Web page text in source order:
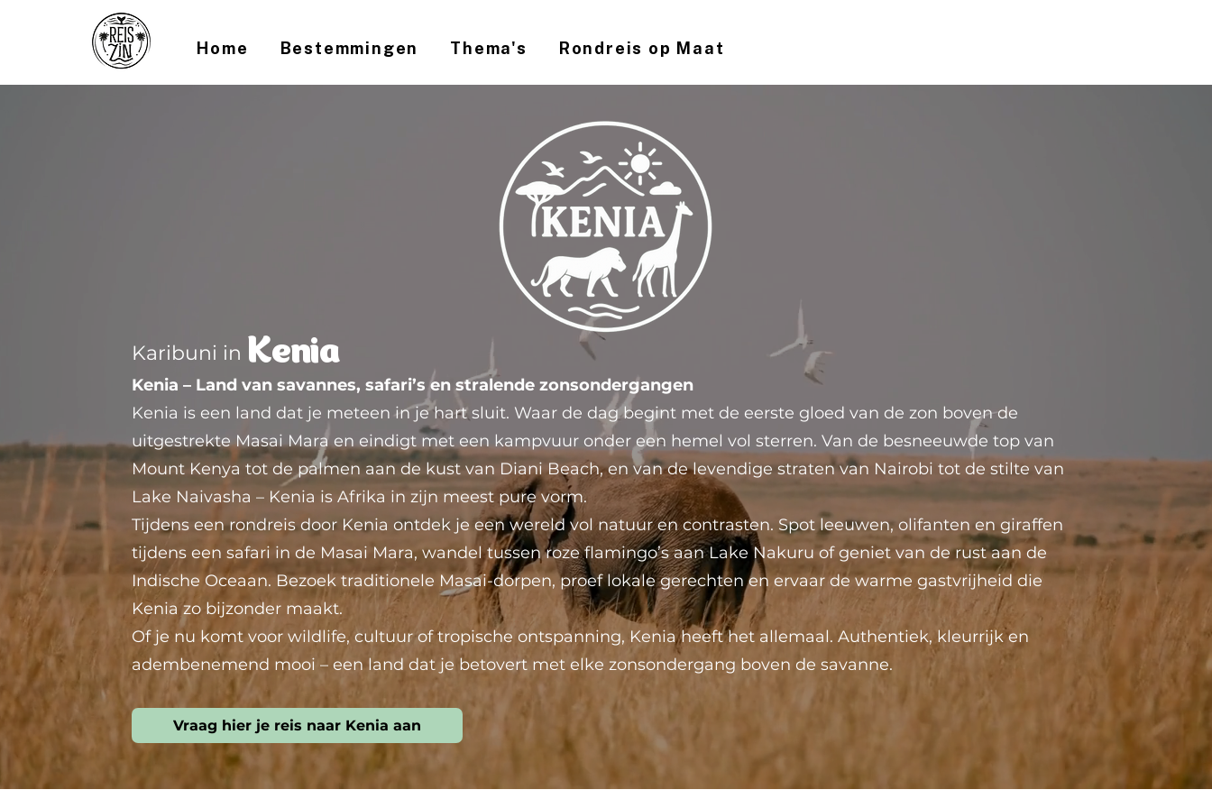
Home Bestemmingen Thema's Rondreis op Maat
Kenia – Land van savannes, safari’s en stralende zonsondergangen
Kenia is een land dat je meteen in je hart sluit. Waar de dag begint met de eerste gloed van de zon boven de
uitgestrekte Masai Mara en eindigt met een kampvuur onder een hemel vol sterren. Van de besneeuwde top van
Mount Kenya tot de palmen aan de kust van Diani Beach, en van de levendige straten van Nairobi tot de stilte van
Lake Naivasha – Kenia is Afrika in zijn meest pure vorm.
Tijdens een rondreis door Kenia ontdek je een wereld vol natuur en contrasten. Spot leeuwen, olifanten en giraffen
tijdens een safari in de Masai Mara, wandel tussen roze flamingo’s aan Lake Nakuru of geniet van de rust aan de
Indische Oceaan. Bezoek traditionele Masai-dorpen, proef lokale gerechten en ervaar de warme gastvrijheid die
Kenia zo bijzonder maakt.
Of je nu komt voor wildlife, cultuur of tropische ontspanning, Kenia heeft het allemaal. Authentiek, kleurrijk en
adembenemend mooi – een land dat je betovert met elke zonsondergang boven de savanne.
Kenia
Karibuni in
Vraag hier je reis naar Kenia aan